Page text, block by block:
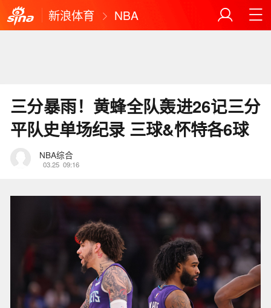
新浪体育 NBA
三分暴雨！黄蜂全队轰进26记三分
平队史单场纪录 三球&怀特各6球
NBA综合
03.25 09:16